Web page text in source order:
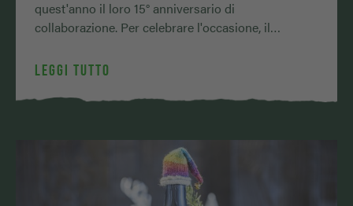
quest'anno il loro 15° anniversario di
collaborazione. Per celebrare l'occasione, il
LEGGI TUTTO